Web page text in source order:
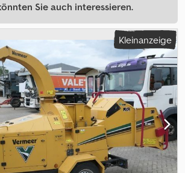
Sie auch interessieren.
Kleinanzeige